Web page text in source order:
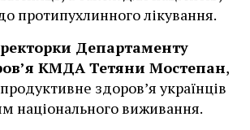
протипухлинного лікування.
Департаменту
КМДА Тетяни Мостепан,
здоров’я українців
національного виживання.